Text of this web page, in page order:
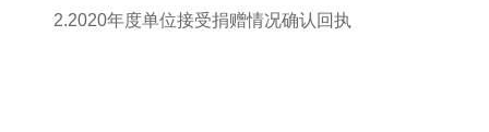
2.2020年度单位接受捐赠情况确认回执